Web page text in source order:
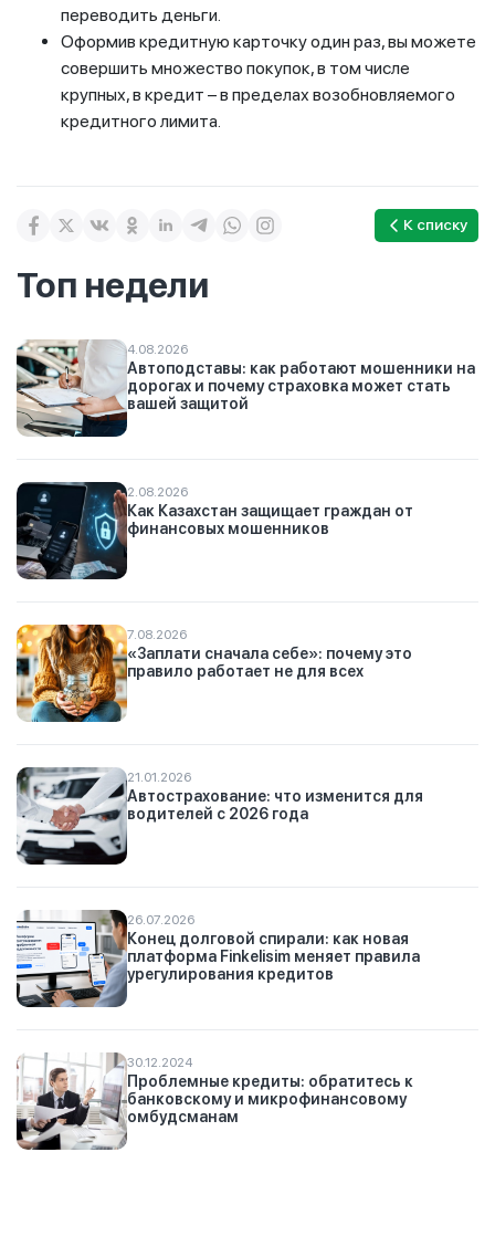
переводить деньги.
Оформив кредитную карточку один раз, вы можете
совершить множество покупок, в том числе
крупных, в кредит – в пределах возобновляемого
кредитного лимита.
К списку
Топ недели
4.08.2026
Автоподставы: как работают мошенники на
дорогах и почему страховка может стать
вашей защитой
2.08.2026
Как Казахстан защищает граждан от
финансовых мошенников
7.08.2026
«Заплати сначала себе»: почему это
правило работает не для всех
21.01.2026
Автострахование: что изменится для
водителей с 2026 года
26.07.2026
Конец долговой спирали: как новая
платформа Finkelisim меняет правила
урегулирования кредитов
30.12.2024
Проблемные кредиты: обратитесь к
банковскому и микрофинансовому
омбудсманам